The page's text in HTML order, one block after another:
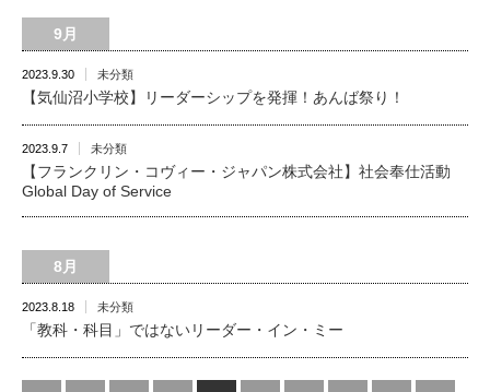
9月
2023.9.30 未分類
【気仙沼小学校】リーダーシップを発揮！あんば祭り！
2023.9.7 未分類
【フランクリン・コヴィー・ジャパン株式会社】社会奉仕活動
Global Day of Service
8月
2023.8.18 未分類
「教科・科目」ではないリーダー・イン・ミー